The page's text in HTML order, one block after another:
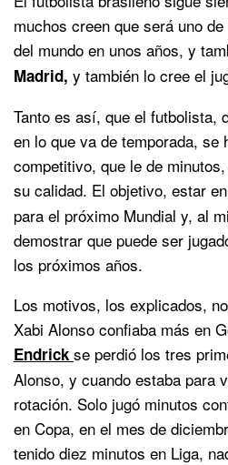
muchos creen que será uno
del mundo en unos años, y
Madrid, y también lo cree el
Tanto es así, que el futbolista,
en lo que va de temporada, se
competitivo, que le de
su calidad. El objetivo, estar
para el próximo Mundial y, al
demostrar que puede ser
los próximos años.
Los motivos, los explicados,
Xabi Alonso confiaba más en
Endrick se perdió los tres
Alonso, y cuando estaba para
rotación. Solo jugó minutos
en Copa, en el mes de
tenido diez minutos en Liga,